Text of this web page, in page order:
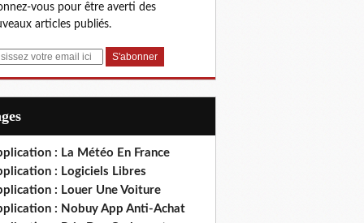
vous pour être averti des
articles publiés.
: La Météo En France
: Logiciels Libres
: Louer Une Voiture
: Nobuy App Anti-Achat